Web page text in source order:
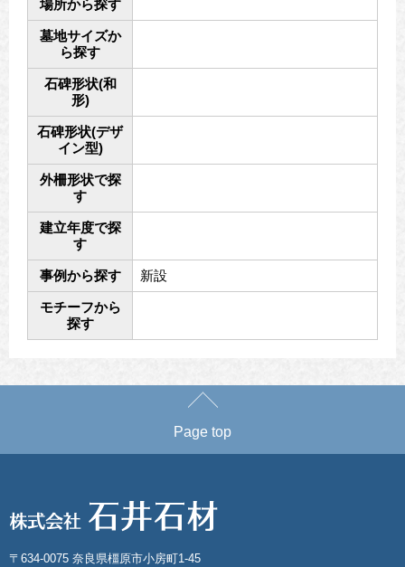
場所から探す
墓地サイズか
ら探す
石碑形状(和
形)
石碑形状(デザ
イン型)
外柵形状で探
す
建立年度で探
す
事例から探す 新設
モチーフから
探す
Page top
〒634-0075 奈良県橿原市小房町1-45